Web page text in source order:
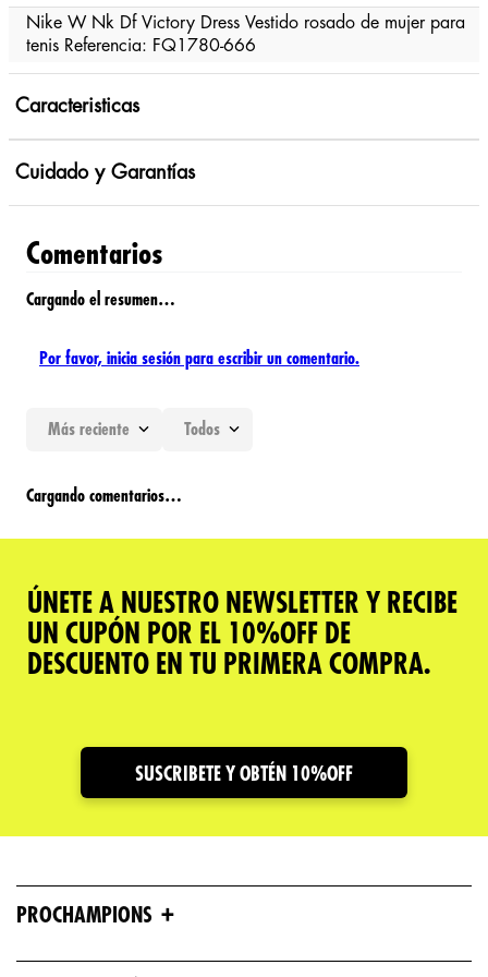
Nike W Nk Df Victory Dress Vestido rosado de mujer para
tenis Referencia: FQ1780-666
Caracteristicas
Cuidado y Garantías
Comentarios
Cargando el resumen…
Por favor, inicia sesión para escribir un comentario.
Más reciente Todos
Cargando comentarios…
ÚNETE A NUESTRO NEWSLETTER Y RECIBE
UN CUPÓN POR EL 10%OFF DE
DESCUENTO EN TU PRIMERA COMPRA.
SUSCRIBETE Y OBTÉN 10%OFF
PROCHAMPIONS +